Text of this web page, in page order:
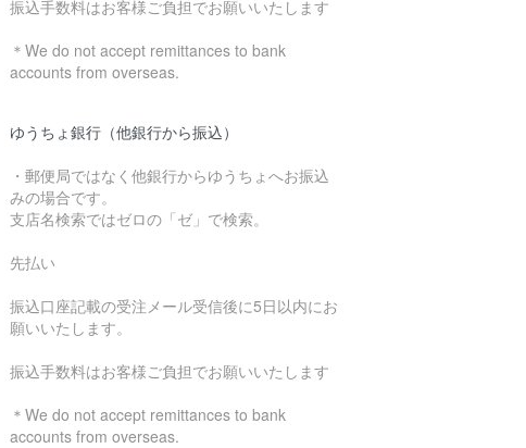
振込手数料はお客様ご負担でお願いいたします
＊We do not accept remittances to bank
accounts from overseas.
ゆうちょ銀行（他銀行から振込）
・郵便局ではなく他銀行からゆうちょへお振込
みの場合です。
支店名検索ではゼロの「ゼ」で検索。
先払い
振込口座記載の受注メール受信後に5日以内にお
願いいたします。
振込手数料はお客様ご負担でお願いいたします
＊We do not accept remittances to bank
accounts from overseas.